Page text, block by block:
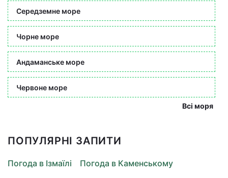
Середземне море
Чорне море
Андаманське море
Червоне море
Всі моря
ПОПУЛЯРНІ ЗАПИТИ
Погода в Ізмаїлі
Погода в Каменському